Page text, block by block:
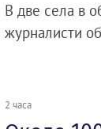
В две села в
журналисти
2 часа